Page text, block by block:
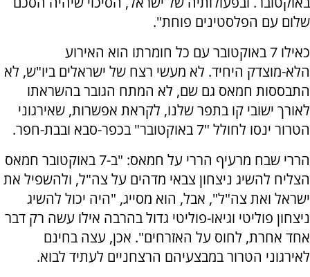
שלום עם הפלסטינים פוחת".
כאילו 7 באוקטובר עם כל חומרתו הוא האירוע
הלא-מוצדק היחיד. לא מעשי רצח של ישראלים ביו"ש, לא
התבססות חמאס גם שם, לא המתח הגובר בהשראתו
לאורך ישובי קו בתפר שלנו, לקראת אפשרות, שאירגוני
הטרור ינסו לחולל "7 באוקטובר" בכפר-סבא ובבת-חפר.
הררי שבח מרעיף הררי על חמאס: "ב-7 באוקטובר חמאס
הצליח להשיג ניצחון צבאי מדהים על צה"ל, ולהשפיל את
ישראל ואת צה"ל", אבל, הוא מסייג, "היה יכול להשיג
ניצחון פוליטי וגיאו-פוליטי גדול בהרבה אילו עשה רק דבר
אחד אחרת, לחוס על האזרחים". אכן, עצה בחינם
לאירגוני הטרור במבצעיהם הרצחניים לעתיד לבוא.